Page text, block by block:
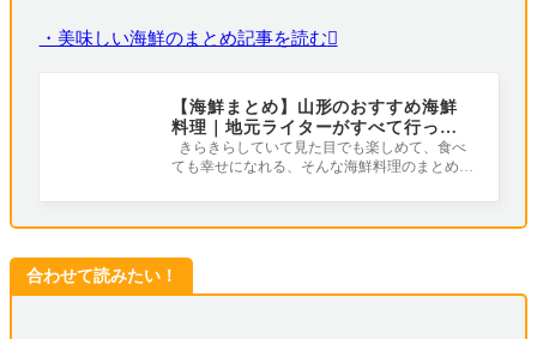
・美味しい海鮮のまとめ記事を読む
【海鮮まとめ】山形のおすすめ海鮮
料理｜地元ライターがすべて行って
みました！
きらきらしていて見た目でも楽しめて、食べ
ても幸せになれる、そんな海鮮料理のまとめで
合わせて読みたい！